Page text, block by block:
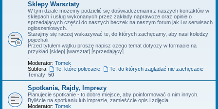
Sklepy Warsztaty
W tym dziale możemy podzielić się doświadczeniami z naszych kontaktów w
sklepach i usług wykonanych przez zakłady naprawcze oraz opinie o
sprzedających części do naszych beczek na naszym forum jak i w serwisach
ogłoszeniowych.
Starajmy się raczej wskazywać te, do których zachęcamy, aby nasi koledzy
pojechali.
Przed tytułem wątku proszę napisz czego temat dotyczy w formacie na
przykład [sklep] [warsztat] [sprzedający]
Moderator: Tomek
Subfora:
Te, które polecacie,
Te, do których zaglądać nie zachęcacie
Tematy: 50
Spotkania, Rajdy, Imprezy
Planujecie spotkanie - to dobre miejsce, aby poinformować o nim innych.
Byliście na spotkaniu lub imprezie, zamieśćcie opis i zdjęcia
Moderator: Tomek